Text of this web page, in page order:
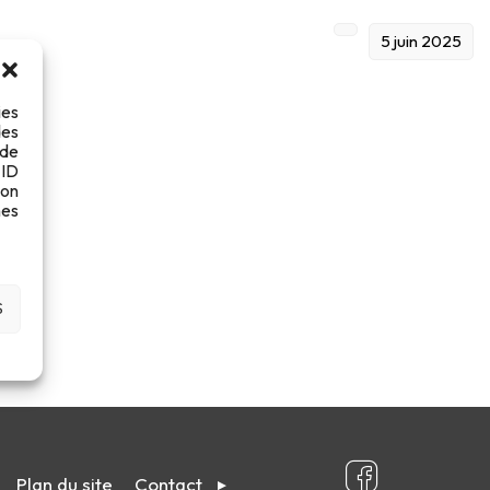
5 juin 2025
Plan du site Contact